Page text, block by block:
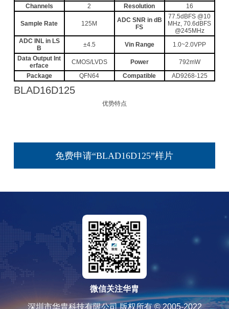
Channels
2 Resolution 16
Sample Rate 125M
ADC SNR in dB
FS
77.5dBFS @10
MHz, 70.6dBFS
@245MHz
ADC INL in LS
B
±4.5 Vin Range
1.0~2.0VPP
Data Output Int
erface
CMOS/LVDS Power
792mW
Package
QFN64 Compatible AD9268-125
BLAD16D125
优势特点
免费申请“BLAD16D125”样片
微信关注华胄
深圳市华胄科技有限公司 版权所有 © 2005-2022